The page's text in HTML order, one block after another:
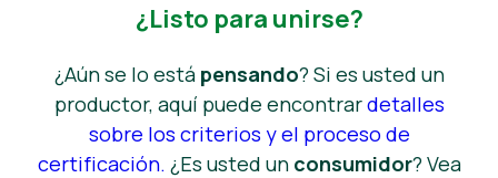
¿Listo para unirse?
¿Aún se lo está pensando? Si es usted un
productor, aquí puede encontrardetalles
sobre los criterios y el proceso de
certificación. ¿Es usted un consumidor? Vea